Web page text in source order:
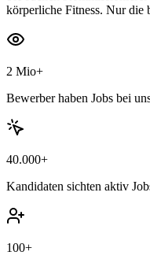
körperliche Fitness. Nur die
2 Mio+
Bewerber haben Jobs bei
40.000+
Kandidaten sichten aktiv
100+